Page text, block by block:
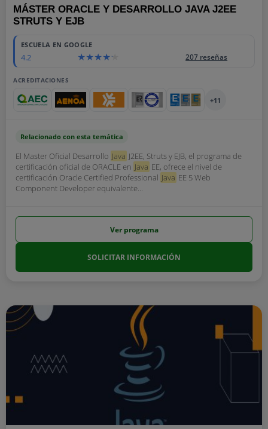
MÁSTER ORACLE Y DESARROLLO JAVA J2EE
STRUTS Y EJB
ESCUELA EN GOOGLE
4.2 207 reseñas
ACREDITACIONES
+11
Relacionado con esta temática
El Master Oficial Desarrollo Java J2EE, Struts y EJB, el programa de
certificación oficial de ORACLE en Java EE, ofrece el nivel de
certificación Oracle Certified Professional Java EE 5 Web
Component Developer equivalente...
Ver programa
SOLICITAR INFORMACIÓN